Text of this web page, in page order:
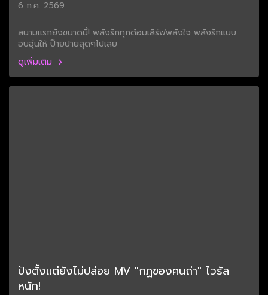
6 ก.ค. 2569
สนามแรกยังขนาดนี้! พลังรักทุกด้อมเสิร์ฟพลังใจ พลังรักแบบ
อบอุ่นให้ ป๊ายปายสุดๆไปเลย
ดูเพิ่มเติม
ปังตั้งแต่ยังไม่ปล่อย MV "กฏของคนถ่า" ไวรัล
หนัก!